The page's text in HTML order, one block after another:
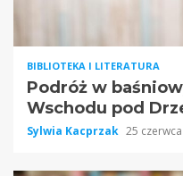
BIBLIOTEKA I LITERATURA
Podróż w
Wschodu pod
Sylwia Kacprzak 25